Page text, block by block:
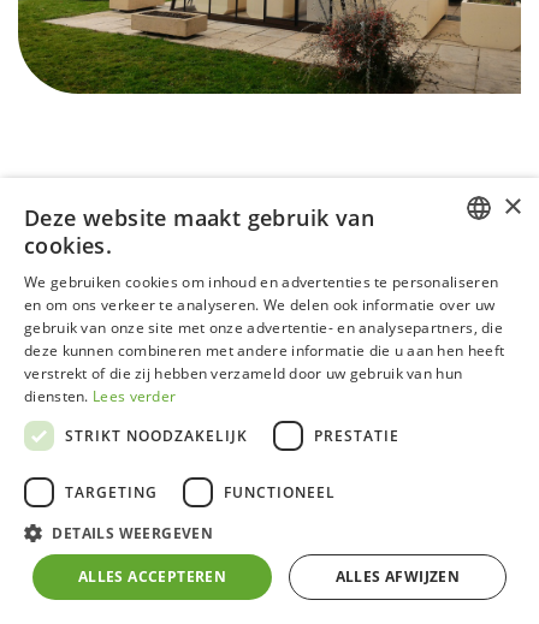
S307 - RAL9005 - Deals
Deze modellen kunnen sporen van intern gebruik of
interne opbouw vertonen die geen invloed hebben op
de werking.
Alle vermelde prijzen zijn inclusief BTW, aan-huis-
geleverd op de stoep in België. Montage is mogelijk in
GERMAN
FRENCH
×
Deze website maakt gebruik van
cookies.
We gebruiken cookies om inhoud en advertenties te personaliseren
en om ons verkeer te analyseren. We delen ook informatie over uw
gebruik van onze site met onze advertentie- en analysepartners, die
deze kunnen combineren met andere informatie die u aan hen heeft
verstrekt of die zij hebben verzameld door uw gebruik van hun
diensten. Lees verder
STRIKT NOODZAKELIJK
PRESTATIE
TARGETING FUNCTIONEEL
DETAILS WEERGEVEN
ALLES ACCEPTEREN ALLES AFWIJZEN